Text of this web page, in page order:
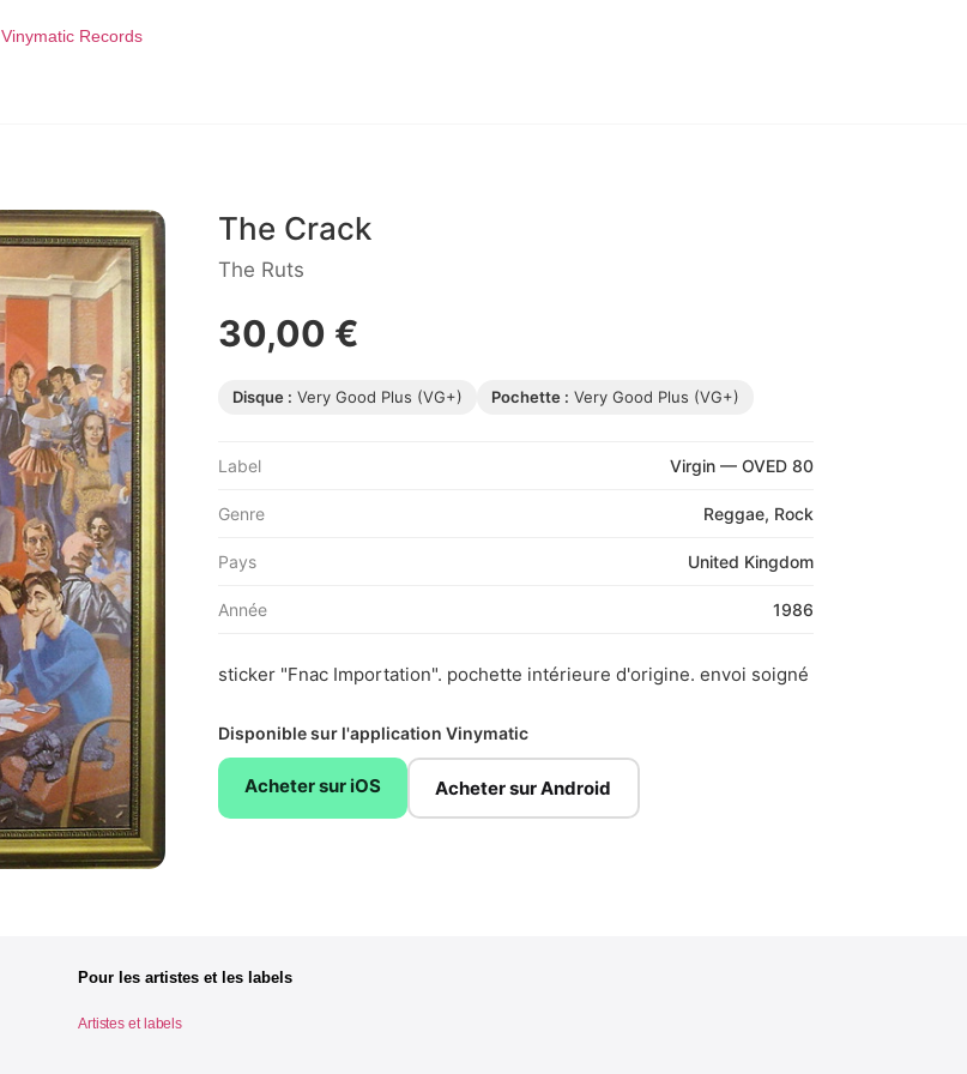
Vinymatic Records
The Crack
The Ruts
30,00 €
Disque : Very Good Plus (VG+) Pochette : Very Good Plus (VG+)
Label Virgin — OVED 80
Genre Reggae, Rock
Pays United Kingdom
Année 1986
sticker "Fnac Importation". pochette intérieure d'origine. envoi soigné
Disponible sur l'application Vinymatic
Acheter sur iOS Acheter sur Android
Pour les artistes et les labels
Artistes et labels